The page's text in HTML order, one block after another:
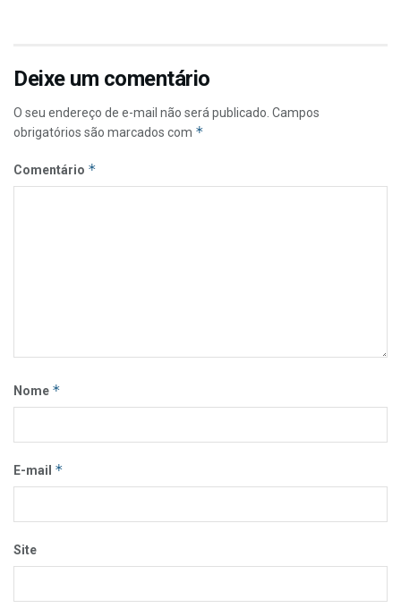
Deixe um comentário
O seu endereço de e-mail não será publicado. Campos
obrigatórios são marcados com *
Comentário *
Nome *
E-mail *
Site